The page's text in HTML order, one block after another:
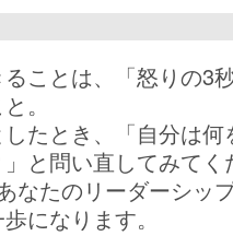
ことは、「怒りの3
。
たとき、「自分は何
と問い直してみてく
なたのリーダーシッ
になります。